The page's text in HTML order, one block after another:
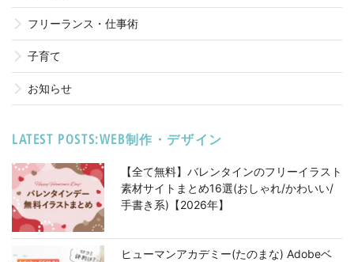
フリーランス・仕事術
子育て
お知らせ
LATEST POSTS:WEB制作・デザイン
【全て無料】バレンタインのフリーイラスト
素材サイトまとめ16選(おしゃれ/かわいい/
手書き系)【2026年】
ヒューマンアカデミー(たのまな) Adobeベ